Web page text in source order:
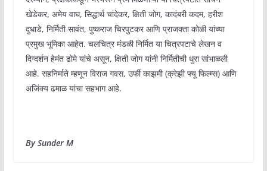
खेडेकर, अमेय वाघ, सिद्धार्थ चांदेकर, क्षिती जोग, कादंबरी कदम, हरीश
दुधाडे, निर्मिती सावंत, पुष्कराज चिरपुटकर आणि प्राजक्ता कोळी यांच्या
प्रमुख भूमिका आहेत. चलचित्र मंडळी निर्मित या चित्रपटाचे लेखन व
दिग्दर्शन हेमंत ढोमे यांचे असून, क्षिती जोग यांनी निर्मितीची धुरा सांभाळली
आहे. सहनिर्माते म्हणून विराज गवस, उर्फी काझमी (क्रेझी फ्यू फिल्म्स) आणि
अजिंक्य ढमाळ यांचा सहभाग आहे.
By Sunder M